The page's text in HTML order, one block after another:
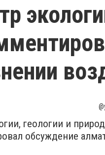
геологии и
обсуждение